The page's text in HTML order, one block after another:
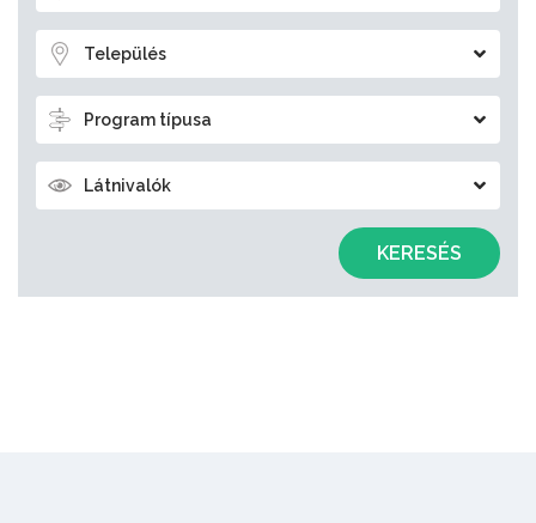
Település
Program típusa
Látnivalók
KERESÉS